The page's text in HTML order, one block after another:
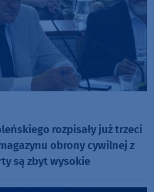
rozpisały już trzeci
obrony cywilnej z
są zbyt wysokie